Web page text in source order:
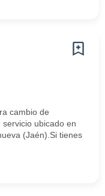
cambio de
ubicado en
(Jaén).Si tienes